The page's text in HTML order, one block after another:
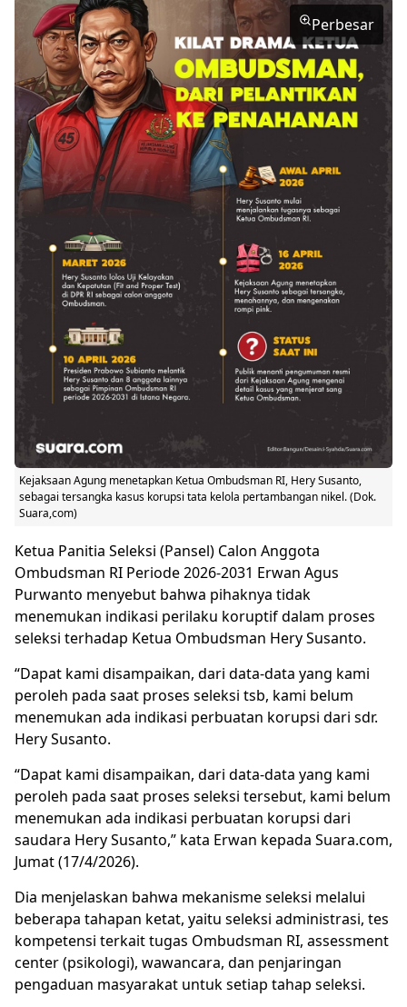
Perbesar
Kejaksaan Agung menetapkan Ketua Ombudsman RI, Hery Susanto,
sebagai tersangka kasus korupsi tata kelola pertambangan nikel. (Dok.
Suara,com)
Ketua Panitia Seleksi (Pansel) Calon Anggota
Ombudsman RI Periode 2026-2031 Erwan Agus
Purwanto menyebut bahwa pihaknya tidak
menemukan indikasi perilaku koruptif dalam proses
seleksi terhadap Ketua Ombudsman Hery Susanto.
“Dapat kami disampaikan, dari data-data yang kami
peroleh pada saat proses seleksi tsb, kami belum
menemukan ada indikasi perbuatan korupsi dari sdr.
Hery Susanto.
“Dapat kami disampaikan, dari data-data yang kami
peroleh pada saat proses seleksi tersebut, kami belum
menemukan ada indikasi perbuatan korupsi dari
saudara Hery Susanto,” kata Erwan kepada Suara.com,
Jumat (17/4/2026).
Dia menjelaskan bahwa mekanisme seleksi melalui
beberapa tahapan ketat, yaitu seleksi administrasi, tes
kompetensi terkait tugas Ombudsman RI, assessment
center (psikologi), wawancara, dan penjaringan
pengaduan masyarakat untuk setiap tahap seleksi.